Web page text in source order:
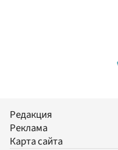
Редакция
Реклама
Карта сайта